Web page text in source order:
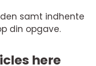
samt indhente
din opgave.
here